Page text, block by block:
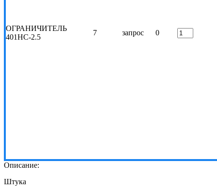
ОГРАНИЧИТЕЛЬ
401НС-2.5
7 запрос 0
Описание:
Штука